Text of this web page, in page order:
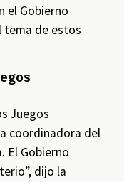
el Gobierno
tema de estos
Juegos
coordinadora del
El Gobierno
dijo la